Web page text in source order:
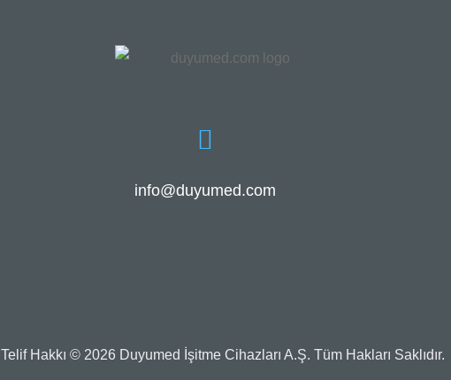
info@duyumed.com
Telif Hakkı © 2026 Duyumed İşitme Cihazları A.Ş. Tüm Hakları Saklıdır.